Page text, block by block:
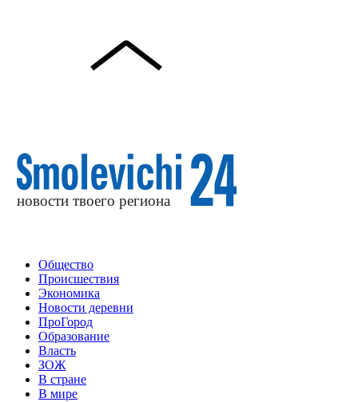
Общество
Происшествия
Экономика
Новости деревни
ПроГород
Образование
Власть
ЗОЖ
В стране
В мире